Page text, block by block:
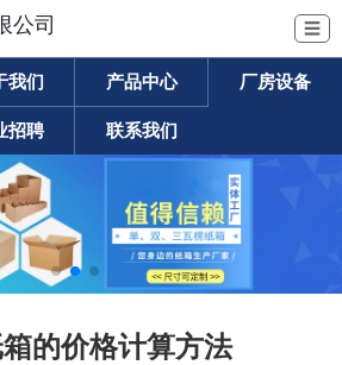
公司 ☰
我们 产品中心 厂房设备
招聘 联系我们
的价格计算方法